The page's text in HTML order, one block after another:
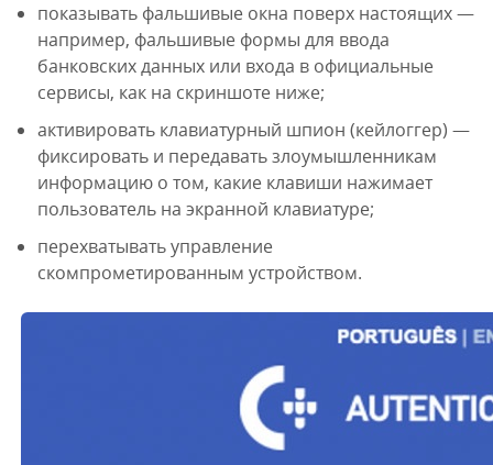
показывать фальшивые окна поверх настоящих —
например, фальшивые формы для ввода
банковских данных или входа в официальные
сервисы, как на скриншоте ниже;
активировать клавиатурный шпион (кейлоггер) —
фиксировать и передавать злоумышленникам
информацию о том, какие клавиши нажимает
пользователь на экранной клавиатуре;
перехватывать управление
скомпрометированным устройством.